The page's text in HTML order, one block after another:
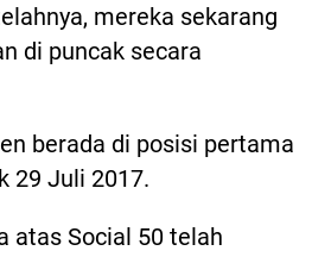
mereka sekarang
di puncak secara
berada di posisi pertama
29 Juli 2017.
atas Social 50 telah